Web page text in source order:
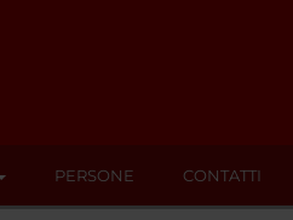
PERSONE CONTATTI